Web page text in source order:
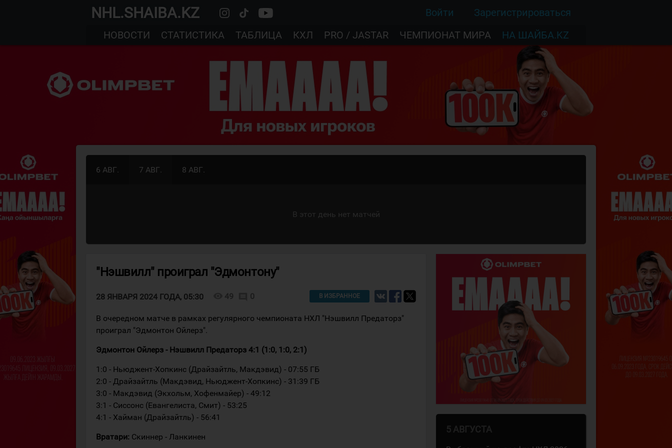
NHL.SHAIBA.KZ Войти
Зарегистрироваться
НОВОСТИ
СТАТИСТИКА ТАБЛИЦА КХЛ PRO / JASTAR ЧЕМПИОНАТ МИРА НА ШАЙБА.KZ
6 АВГ. 7 АВГ. 8 АВГ.
В этот день нет матчей
"Нэшвилл" проиграл "Эдмонтону"
28 ЯНВАРЯ 2024 ГОДА, 05:30 49 0 В ИЗБРАННОЕ
В очередном матче в рамках регулярного чемпионата НХЛ "Нэшвилл Предаторз"
проиграл "Эдмонтон Ойлерз".
Эдмонтон Ойлерз - Нэшвилл Предаторз 4:1 (1:0, 1:0, 2:1)
1:0 - Ньюджент-Хопкинс (Драйзайтль, Макдэвид) - 07:55 ГБ
2:0 - Драйзайтль (Макдэвид, Ньюджент-Хопкинс) - 31:39 ГБ
3:0 - Макдэвид (Экхольм, Хофенмайер) - 49:12
3:1 - Сиссонс (Евангелиста, Смит) - 53:25
4:1 - Хайман (Драйзайтль) - 56:41
Вратари: Скиннер - Ланкинен
5 АВГУСТА